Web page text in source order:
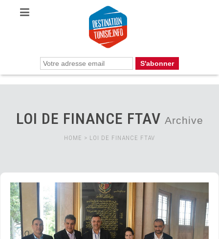
LOI DE FINANCE FTAV Archive
HOME > LOI DE FINANCE FTAV